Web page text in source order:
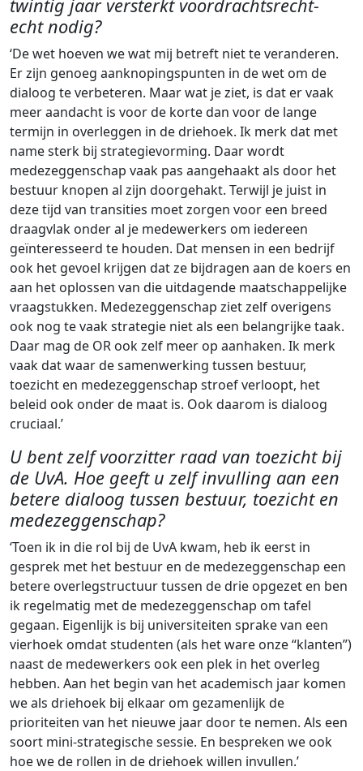
twintig jaar versterkt voordrachtsrecht-
echt nodig?
‘De wet hoeven we wat mij betreft niet te veranderen.
Er zijn genoeg aanknopingspunten in de wet om de
dialoog te verbeteren. Maar wat je ziet, is dat er vaak
meer aandacht is voor de korte dan voor de lange
termijn in overleggen in de driehoek. Ik merk dat met
name sterk bij strategievorming. Daar wordt
medezeggenschap vaak pas aangehaakt als door het
bestuur knopen al zijn doorgehakt. Terwijl je juist in
deze tijd van transities moet zorgen voor een breed
draagvlak onder al je medewerkers om iedereen
geïnteresseerd te houden. Dat mensen in een bedrijf
ook het gevoel krijgen dat ze bijdragen aan de koers en
aan het oplossen van die uitdagende maatschappelijke
vraagstukken. Medezeggenschap ziet zelf overigens
ook nog te vaak strategie niet als een belangrijke taak.
Daar mag de OR ook zelf meer op aanhaken. Ik merk
vaak dat waar de samenwerking tussen bestuur,
toezicht en medezeggenschap stroef verloopt, het
beleid ook onder de maat is. Ook daarom is dialoog
cruciaal.’
U bent zelf voorzitter raad van toezicht bij
de UvA. Hoe geeft u zelf invulling aan een
betere dialoog tussen bestuur, toezicht en
medezeggenschap?
‘Toen ik in die rol bij de UvA kwam, heb ik eerst in
gesprek met het bestuur en de medezeggenschap een
betere overlegstructuur tussen de drie opgezet en ben
ik regelmatig met de medezeggenschap om tafel
gegaan. Eigenlijk is bij universiteiten sprake van een
vierhoek omdat studenten (als het ware onze “klanten”)
naast de medewerkers ook een plek in het overleg
hebben. Aan het begin van het academisch jaar komen
we als driehoek bij elkaar om gezamenlijk de
prioriteiten van het nieuwe jaar door te nemen. Als een
soort mini-strategische sessie. En bespreken we ook
hoe we de rollen in de driehoek willen invullen.’